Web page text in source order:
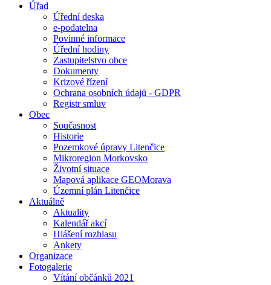
Úřad
Úřední deska
e-podatelna
Povinné informace
Úřední hodiny
Zastupitelstvo obce
Dokumenty
Krizové řízení
Ochrana osobních údajů - GDPR
Registr smluv
Obec
Současnost
Historie
Pozemkové úpravy Litenčice
Mikroregion Morkovsko
Životní situace
Mapová aplikace GEOMorava
Územní plán Litenčice
Aktuálně
Aktuality
Kalendář akcí
Hlášení rozhlasu
Ankety
Organizace
Fotogalerie
Vítání občánků 2021